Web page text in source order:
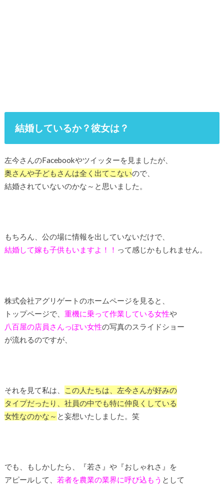
結婚しているか？彼女は？
左今さんのFacebookやツイッターを見ましたが、
奥さんや子どもさんは全く出てこないので、
結婚されていないのかな～と思いました。
もちろん、公の場に情報を出していないだけで、
結婚して嫁も子供もいますよ！！ って感じかもしれません。
株式会社アグリゲートのホームページを見ると、
トップページで、 重機に乗って作業している女性や
八百屋の店員さんっぽい女性の写真のスライドショー
が流れるのですが、
それを見て私は、
この人たちは、左今さんが好みの
タイプだったり、社員の中でも特に仲良くしている
女性なのかな～ と妄想いたしました。笑
でも、もしかしたら、『若さ』や『おしゃれさ』を
アピールして、 若者を農業の業界に呼び込もう として